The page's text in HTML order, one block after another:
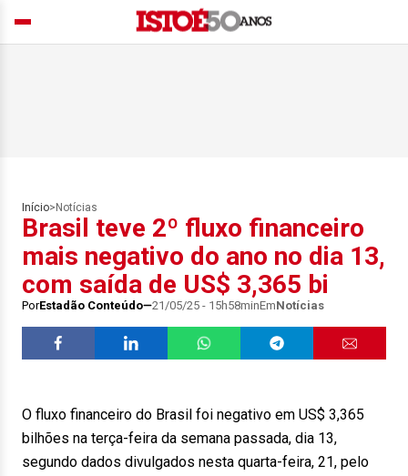
Início> Notícias
Brasil teve 2º fluxo financeiro
mais negativo do ano no dia 13,
com saída de US$ 3,365 bi
PorEstadão Conteúdo 21/05/25 - 15h58minEmNotícias
O fluxo financeiro do Brasil foi negativo em US$ 3,365
bilhões na terça-feira da semana passada, dia 13,
segundo dados divulgados nesta quarta-feira, 21, pelo